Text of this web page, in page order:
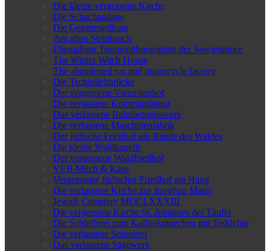
Die kleine vergessene Kirche
Die Schachtanlage
Die Geistersiedlung
Am alten Steinbruch
Ehemaliger Truppenübungsplatz der Sowjetarmee
The Winter Witch House
The abandoned car and motorcycle factory
Die Tscherlichbrücke
Der vergessene Vierseitenhof
Die verlassene Kommandantur
Das verlassene Bahnbetriebswerk
Die verlassene Maschinenfabrik
Der jüdische Friedhof am Rande des Waldes
Die kleine Waldkapelle
Der vergessene Waldfriedhof
VEB Milch & Käse
Vergessener Jüdischer Friedhof am Hang
Die verlassene Kirche zur Jungfrau Maria
Jewish Cemetery MDCLXXXIII
Die vergessene Kirche St. Johannes der Täufer
Die Schleiferei zum Kaffeekränzchen mit Teddybär
Die verlassene Spinnerei
Das verlassene Sägewerk